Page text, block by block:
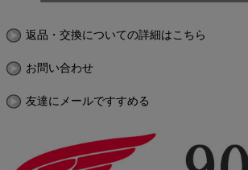
返品・交換についての詳細はこちら
お問い合わせ
友達にメールですすめる